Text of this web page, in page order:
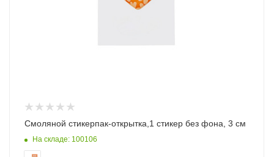
Смоляной стикерпак-открытка,1 стикер без фона, 3 см
На складе: 100106